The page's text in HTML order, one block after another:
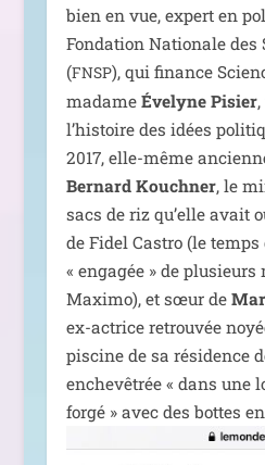
bien en vue, expert en
Fondation Nationale des
(FNSP), qui finance
madame Évelyne Pisier
l’histoire des idées
2017, elle-même
Bernard Kouchner, le
sacs de riz qu’elle avait
de Fidel Castro (le temps
« enga­gée » de
Maximo), et sœur de
ex-actrice retrou­vée
pis­cine de sa rési­dence
enche­vê­trée « dans une
for­gé » avec des bottes